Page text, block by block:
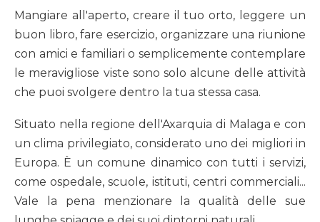
Mangiare all'aperto, creare il tuo orto, leggere un
buon libro, fare esercizio, organizzare una riunione
con amici e familiari o semplicemente contemplare
le meravigliose viste sono solo alcune delle attività
che puoi svolgere dentro la tua stessa casa.
Situato nella regione dell'Axarquia di Malaga e con
un clima privilegiato, considerato uno dei migliori in
Europa. È un comune dinamico con tutti i servizi,
come ospedale, scuole, istituti, centri commerciali...
Vale la pena menzionare la qualità delle sue